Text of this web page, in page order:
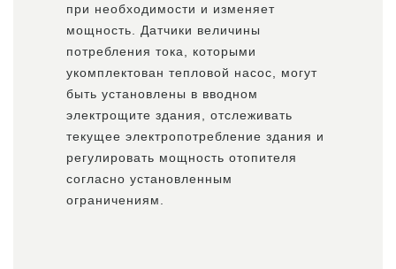
при необходимости и изменяет
мощность. Датчики величины
потребления тока, которыми
укомплектован тепловой насос, могут
быть установлены в вводном
электрощите здания, отслеживать
текущее электропотребление здания и
регулировать мощность отопителя
согласно установленным
ограничениям.